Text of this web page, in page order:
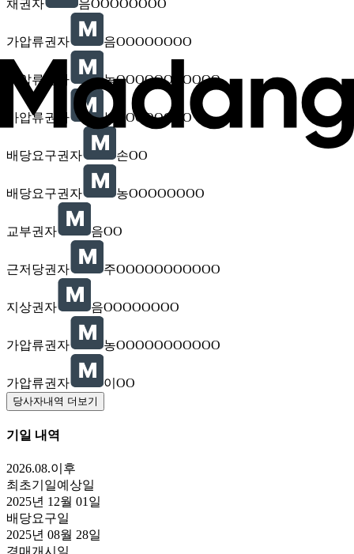
채권자 음OOOOOOOO
가압류권자 음OOOOOOOO
가압류권자 농OOOOOOOOOOO
가압류권자 농OOOOOOOO
배당요구권자 손OO
배당요구권자 농OOOOOOOO
교부권자 음OO
근저당권자 주OOOOOOOOOOO
지상권자 음OOOOOOOO
가압류권자 농OOOOOOOOOOO
가압류권자 이OO
당사자내역 더보기
기일 내역
2026.08.이후
최초기일예상일
2025년 12월 01일
배당요구일
2025년 08월 28일
경매개시일